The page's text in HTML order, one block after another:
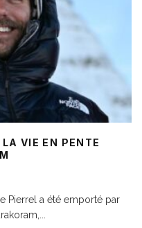
VIE EN PENTE
Pierrel a été emporté par
...